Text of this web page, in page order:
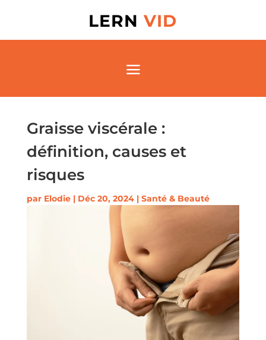
LERNVID
Graisse viscérale :
définition, causes et
risques
par Elodie| Déc 20, 2024| Santé & Beauté